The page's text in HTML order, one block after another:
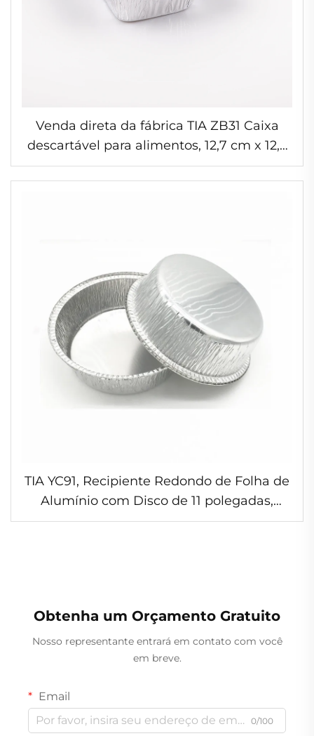
Venda direta da fábrica TIA ZB31 Caixa
descartável para alimentos, 12,7 cm x 12,7
cm, sem tampa, assadeira de alumínio
TIA YC91, Recipiente Redondo de Folha de
Alumínio com Disco de 11 polegadas,
Bandeja de Armazenamento Resistente,
Obtenha um Orçamento Gratuito
Nosso representante entrará em contato com você
em breve.
Email
0/100